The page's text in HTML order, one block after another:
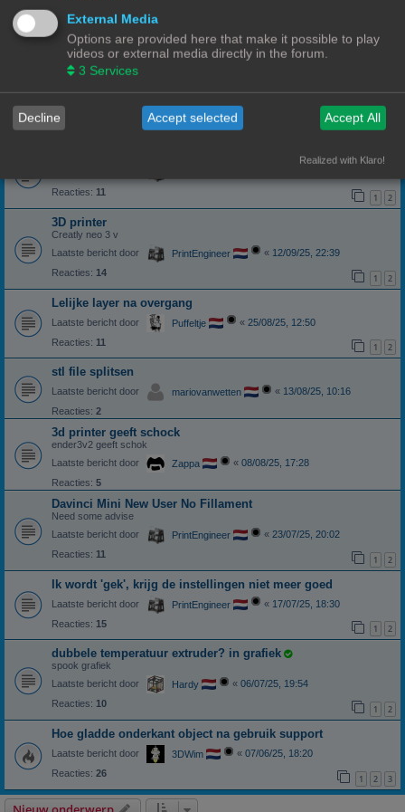
Hulp met een ender 3 pro
Laatste bericht door Zappa
04/12/25, 13:19
Reacties:10
Ik kan de instellingen niet opslaan.
3DWim «
Reacties:
Reacties: 11 1 2
3D printer
Creatly neo 3 v
Laatste bericht door
PrintEngineer « 12/09/25, 22:39
Reacties: 14 1 2
Lelijke layer na overgang
Laatste bericht door Puffeltje « 25/08/25, 12:50
Reacties: 11 1 2
stl file splitsen
Laatste bericht door mariovanwetten « 13/08/25, 10:16
Reacties: 2
3d printer geeft schock
ender3v2 geeft schok
Laatste bericht door
Zappa « 08/08/25, 17:28
Reacties: 5
Davinci Mini New User No Fillament
Need some advise
Laatste bericht door
PrintEngineer « 23/07/25, 20:02
Reacties: 11 1 2
Ik wordt 'gek', krijg de instellingen niet meer goed
Laatste bericht door PrintEngineer « 17/07/25, 18:30
Reacties: 15 1 2
dubbele temperatuur extruder? in grafiek
spook grafiek
Laatste bericht door
Hardy « 06/07/25, 19:54
Reacties: 10 1 2
Hoe gladde onderkant object na gebruik support
Laatste bericht door 3DWim « 07/06/25, 18:20
Reacties: 26 1 2 3
External Media
Options are provided here that make it possible to play
videos or external media directly in the forum.
3 Services
Decline Accept selected Accept All
Realized with Klaro!